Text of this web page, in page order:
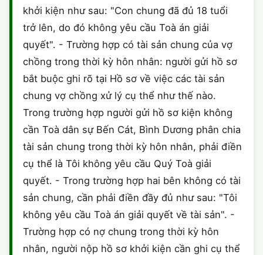
khởi kiện như sau: "Con chung đã đủ 18 tuổi
trở lên, do đó không yêu cầu Toà án giải
quyết". - Trường hợp có tài sản chung của vợ
chồng trong thời kỳ hôn nhân: người gửi hồ sơ
bắt buộc ghi rõ tại Hồ sơ về việc các tài sản
chung vợ chồng xử lý cụ thể như thế nào.
Trong trường hợp người gửi hồ sơ kiện không
cần Toà dân sự Bến Cát, Bình Dương phân chia
tài sản chung trong thời kỳ hôn nhân, phải điền
cụ thể là Tôi không yêu cầu Quý Toà giải
quyết. - Trong trường hợp hai bên không có tài
sản chung, cần phải điền đầy đủ như sau: "Tôi
không yêu cầu Toà án giải quyết về tài sản". -
Trường hợp có nợ chung trong thời kỳ hôn
nhân, người nộp hồ sơ khởi kiện cần ghi cụ thể